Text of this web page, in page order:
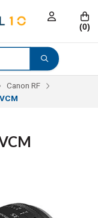
(0)
Canon RF